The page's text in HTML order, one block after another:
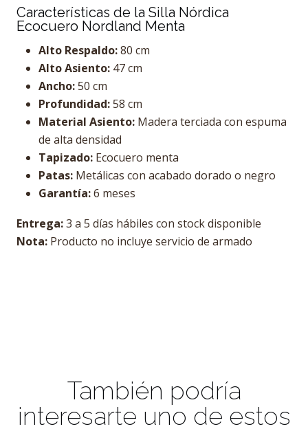
Características de la Silla Nórdica
Ecocuero Nordland Menta
Alto Respaldo:80 cm
Alto Asiento: 47 cm
Ancho:50 cm
Profundidad:58 cm
Material Asiento: Madera terciada con espuma
de alta densidad
Tapizado: Ecocuero menta
Patas: Metálicas con acabado dorado o negro
Garantía:6 meses
Entrega:3 a 5 días hábiles con stock disponible
Nota: Producto no incluye servicio de armado
También podría
interesarte uno de estos